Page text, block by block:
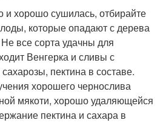
и хорошо сушилась, отбирайте
которые опадают с дерева
все сорта удачны для
Венгерка и сливы с
пектина в составе.
хорошего чернослива
мякоти, хорошо удаляющейся
пектина и сахара в